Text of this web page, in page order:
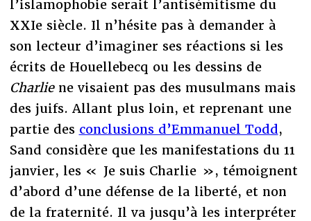
l’islamophobie serait l’antisémitisme du
XXIe siècle. Il n’hésite pas à demander à
son lecteur d’imaginer ses réactions si les
écrits de Houellebecq ou les dessins de
Charliene visaient pas des musulmans mais
des juifs. Allant plus loin, et reprenant une
partie des conclusions d’Emmanuel Todd,
Sand considère que les manifestations du 11
janvier, les « Je suis Charlie », témoignent
d’abord d’une défense de la liberté, et non
de la fraternité. Il va jusqu’à les interpréter